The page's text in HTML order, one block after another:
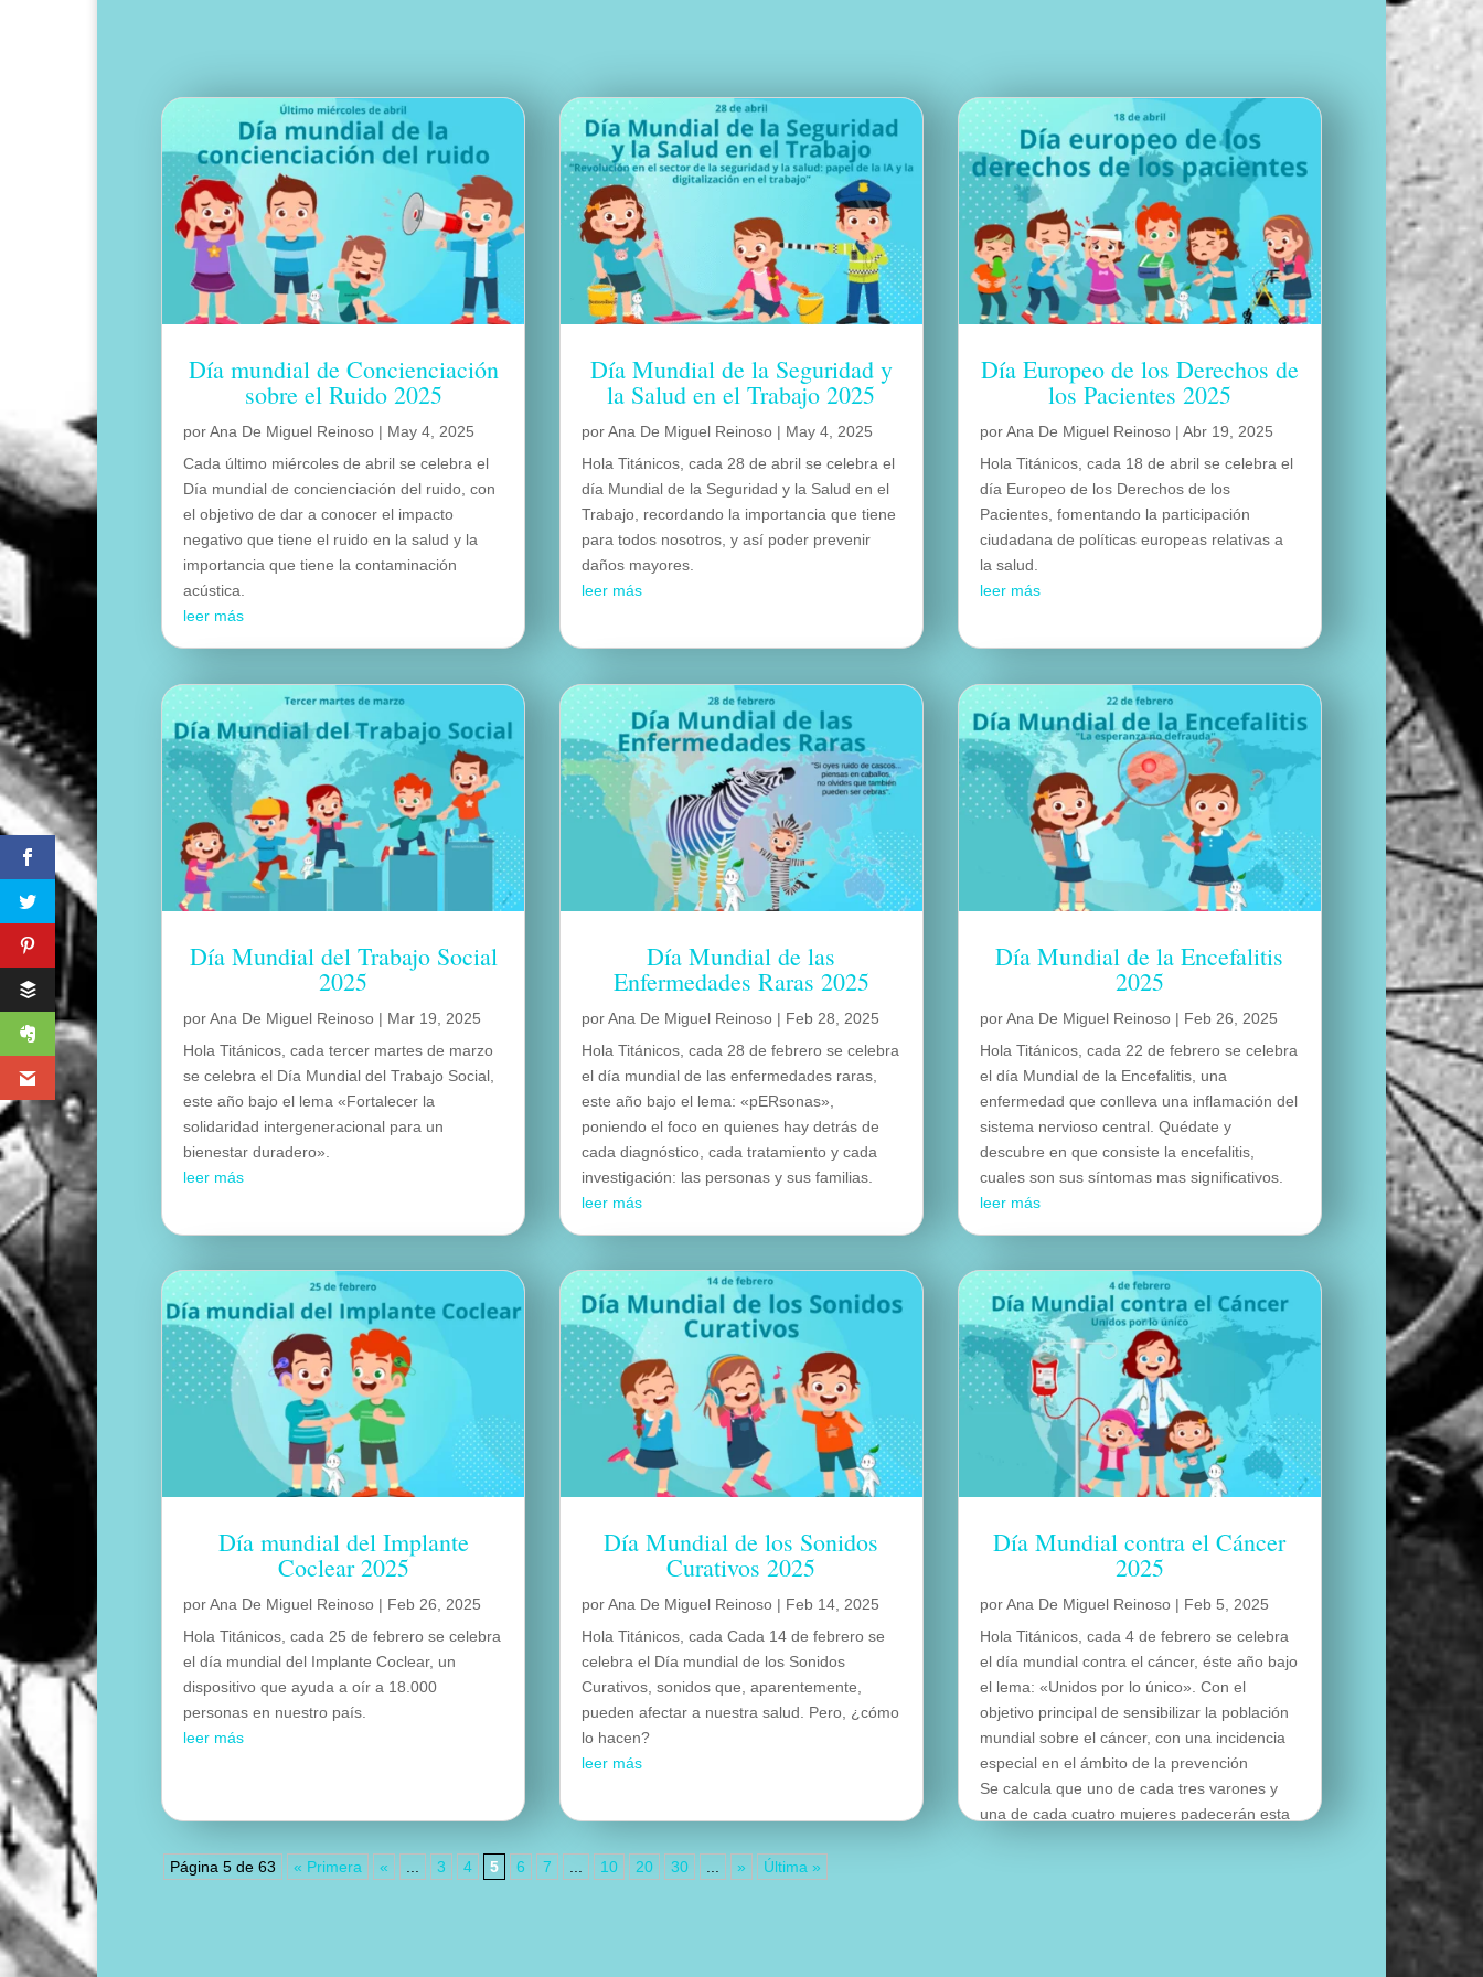
Día mundial de Concienciación
sobre el Ruido 2025
porAna De Miguel Reinoso | May 4, 2025
Cada último miércoles de abril se celebra el
Día mundial de concienciación del ruido, con
el objetivo de dar a conocer el impacto
negativo que tiene el ruido en la salud y la
importancia que tiene la contaminación
acústica.
leer más
Día Mundial del Trabajo Social
2025
porAna De Miguel Reinoso | Mar 19, 2025
Hola Titánicos, cada tercer martes de marzo
se celebra el Día Mundial del Trabajo Social,
este año bajo el lema «Fortalecer la
solidaridad intergeneracional para un
bienestar duradero».
leer más
Día mundial del Implante
Coclear 2025
porAna De Miguel Reinoso | Feb 26, 2025
Hola Titánicos, cada 25 de febrero se celebra
el día mundial del Implante Coclear, un
dispositivo que ayuda a oír a 18.000
personas en nuestro país.
leer más
Día Mundial de la Seguridad y
la Salud en el Trabajo 2025
porAna De Miguel Reinoso | May 4, 2025
Hola Titánicos, cada 28 de abril se celebra el
día Mundial de la Seguridad y la Salud en el
Trabajo, recordando la importancia que tiene
para todos nosotros, y así poder prevenir
daños mayores.
leer más
Día Mundial de las
Enfermedades Raras 2025
porAna De Miguel Reinoso | Feb 28, 2025
Hola Titánicos, cada 28 de febrero se celebra
el día mundial de las enfermedades raras,
este año bajo el lema: «pERsonas»,
poniendo el foco en quienes hay detrás de
cada diagnóstico, cada tratamiento y cada
investigación: las personas y sus familias.
leer más
Día Mundial de los Sonidos
Curativos 2025
porAna De Miguel Reinoso | Feb 14, 2025
Hola Titánicos, cada Cada 14 de febrero se
celebra el Día mundial de los Sonidos
Curativos, sonidos que, aparentemente,
pueden afectar a nuestra salud. Pero, ¿cómo
lo hacen?
leer más
Día Europeo de los Derechos de
los Pacientes 2025
porAna De Miguel Reinoso |Abr 19, 2025
Hola Titánicos, cada 18 de abril se celebra el
día Europeo de los Derechos de los
Pacientes, fomentando la participación
ciudadana de políticas europeas relativas a
la salud.
leer más
Día Mundial de la Encefalitis
2025
porAna De Miguel Reinoso | Feb 26, 2025
Hola Titánicos, cada 22 de febrero se celebra
el día Mundial de la Encefalitis, una
enfermedad que conlleva una inflamación del
sistema nervioso central. Quédate y
descubre en que consiste la encefalitis,
cuales son sus síntomas mas significativos.
leer más
Día Mundial contra el Cáncer
2025
porAna De Miguel Reinoso | Feb 5, 2025
Hola Titánicos, cada 4 de febrero se celebra
el día mundial contra el cáncer, éste año bajo
el lema: «Unidos por lo único». Con el
objetivo principal de sensibilizar la población
mundial sobre el cáncer, con una incidencia
especial en el ámbito de la prevención
Se calcula que uno de cada tres varones y
una de cada cuatro mujeres padecerán esta
Página 5 de 63 « Primera « ... 3 4 5 6 7 ... 10 20 30 ... » Última »